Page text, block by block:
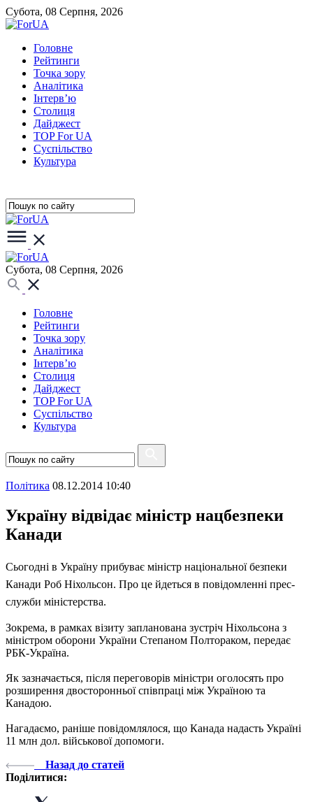
Субота, 08 Серпня, 2026
Головне
Рейтинги
Точка зору
Аналітика
Інтерв’ю
Столиця
Дайджест
TOP For UA
Суспiльство
Культура
Субота, 08 Серпня, 2026
Головне
Рейтинги
Точка зору
Аналітика
Інтерв’ю
Столиця
Дайджест
TOP For UA
Суспiльство
Культура
Полiтика 08.12.2014 10:40
Україну відвідає міністр нацбезпеки
Канади
Сьогодні в Україну прибуває міністр національної безпеки
Канади Роб Ніхольсон. Про це йдеться в повідомленні прес-
служби міністерства.
Зокрема, в рамках візиту запланована зустріч Ніхольсона з
міністром оборони України Степаном Полтораком, передає
РБК-Україна.
Як зазначається, після переговорів міністри оголосять про
розширення двосторонньої співпраці між Україною та
Канадою.
Нагадаємо, раніше повідомлялося, що Канада надасть Україні
11 млн дол. військової допомоги.
Назад до статей
Поділитися: